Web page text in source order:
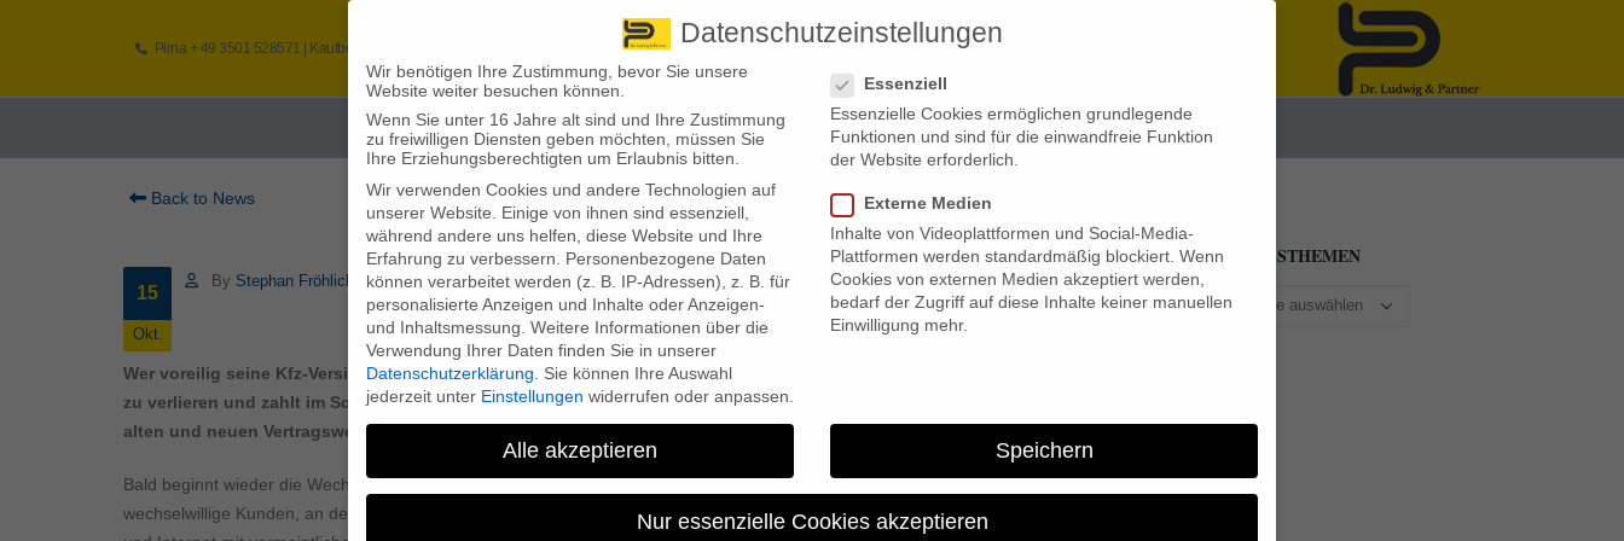
Pirna+ 49 3501 528571 | Kaufbeuren So finden Sie unsStandorte
Home Wir bieten Leistungsübersicht Über uns Standorte News
Back to News
15
Okt.
By Stephan Fröhlich
Wer voreilig seine Kfz-Versicherung kündigt, nur weil ein anderer Tarif billiger ist als der bisherige, droht Leistungen
zu verlieren und zahlt im Schadensfall sogar drauf. Deshalb sollten sich Versicherungskunden zuvor intensiv mit dem
alten und neuen Vertragswerk beschäftigen.
Bald beginnt wieder die Wechselsaison in der Kfz-Versicherung. In den letzten Jahren tobt hierbei ein erbitterter Wettkampf um
wechselwillige Kunden, an dem sich längst nicht nur Versicherer beteiligen. Auch Online-Vergleichsportale werben im Fernsehen
BEITRAGSTHEMEN
Datenschutzeinstellungen
Wir benötigen Ihre Zustimmung, bevor Sie unsere
Website weiter besuchen können.
Wenn Sie unter 16 Jahre alt sind und Ihre Zustimmung
zu freiwilligen Diensten geben möchten, müssen Sie
Ihre Erziehungsberechtigten um Erlaubnis bitten.
Wir verwenden Cookies und andere Technologien auf
unserer Website. Einige von ihnen sind essenziell,
während andere uns helfen, diese Website und Ihre
Erfahrung zu verbessern.
Personenbezogene Daten
können verarbeitet werden (z. B. IP-Adressen), z. B. für
personalisierte Anzeigen und Inhalte oder Anzeigen-
und Inhaltsmessung. Weitere Informationen über die
Verwendung Ihrer Daten finden Sie in unserer
Datenschutzerklärung
Sie können Ihre Auswahl
jederzeit unter Einstellungen widerrufen oder anpassen.
Essenziell
Essenzielle Cookies ermöglichen grundlegende
Funktionen und sind für die einwandfreie Funktion
der Website erforderlich.
Externe Medien
Inhalte von Videoplattformen und Social-Media-
Plattformen werden standardmäßig blockiert. Wenn
Cookies von externen Medien akzeptiert werden,
bedarf der Zugriff auf diese Inhalte keiner manuellen
Einwilligung mehr.
Alle akzeptieren Speichern
Nur essenzielle Cookies akzeptieren